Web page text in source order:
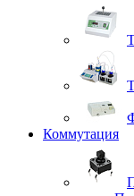
Коммутация